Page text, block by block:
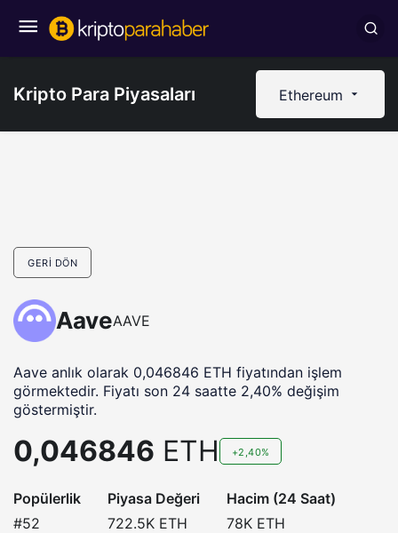
Kripto Para Piyasaları Ethereum
GERI DÖN
AaveAAVE
Aave anlık olarak 0,046846 ETH fiyatından işlem
görmektedir. Fiyatı son 24 saatte 2,40% değişim
göstermiştir.
0,046846 ETH +2,40%
Popülerlik
#52
Piyasa Değeri
722.5K ETH
Hacim (24 Saat)
78K ETH